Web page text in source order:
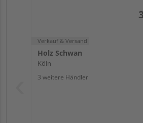
Verkauf & Versand
Holz Schwan
Köln
3 weitere Händler